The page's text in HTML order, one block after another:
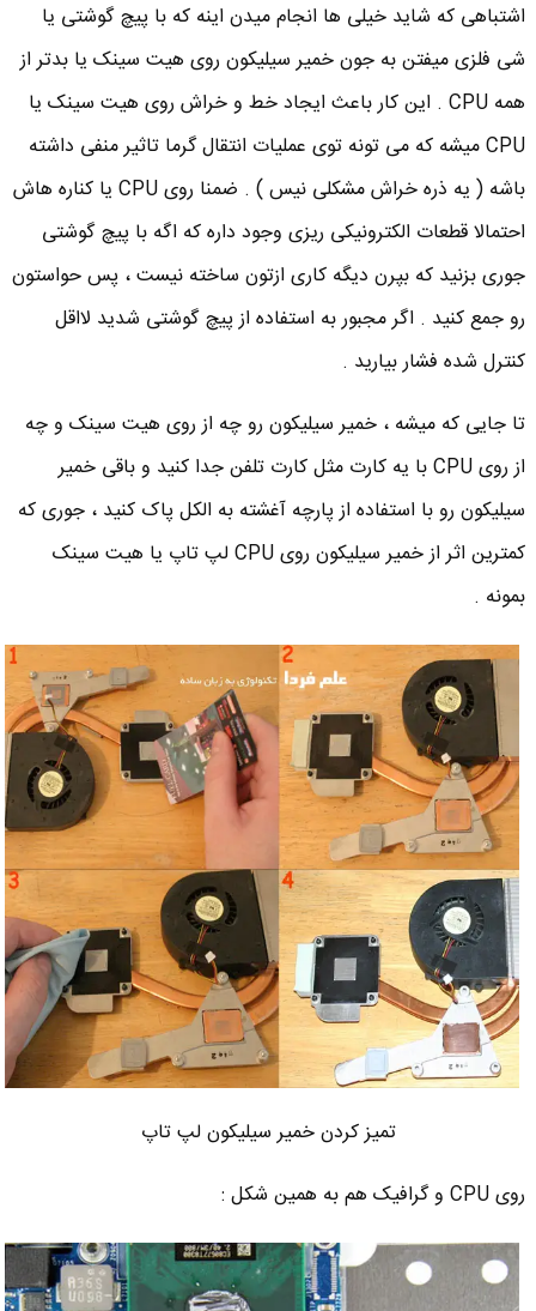
اشتباهی که شاید خیلی ها انجام میدن اینه که با پیچ گوشتی یا
شی فلزی میفتن به جون خمیر سیلیکون روی هیت سینک یا بدتر از
همه CPU . این کار باعث ایجاد خط و خراش روی هیت سینک یا
CPU میشه که می تونه توی عملیات انتقال گرما تاثیر منفی داشته
باشه ( یه ذره خراش مشکلی نیس ) . ضمنا روی CPU یا کناره هاش
احتمالا قطعات الکترونیکی ریزی وجود داره که اگه با پیچ گوشتی
جوری بزنید که بپرن دیگه کاری ازتون ساخته نیست ، پس حواستون
رو جمع کنید . اگر مجبور به استفاده از پیچ گوشتی شدید لااقل
کنترل شده فشار بیارید .
تا جایی که میشه ، خمیر سیلیکون رو چه از روی هیت سینک و چه
از روی CPU با یه کارت مثل کارت تلفن جدا کنید و باقی خمیر
سیلیکون رو با استفاده از پارچه آغشته به الکل پاک کنید ، جوری که
کمترین اثر از خمیر سیلیکون روی CPU لپ تاپ یا هیت سینک
بمونه .
تمیز کردن خمیر سیلیکون لپ تاپ
روی CPU و گرافیک هم به همین شکل :